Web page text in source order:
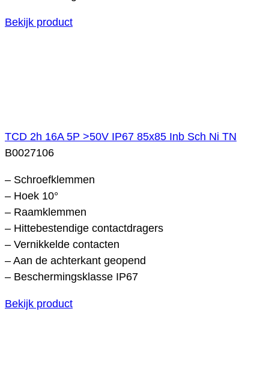
Bekijk product
TCD 2h 16A 5P >50V IP67 85x85 Inb Sch Ni TN
B0027106
– Schroefklemmen
– Hoek 10°
– Raamklemmen
– Hittebestendige contactdragers
– Vernikkelde contacten
– Aan de achterkant geopend
– Beschermingsklasse IP67
Bekijk product